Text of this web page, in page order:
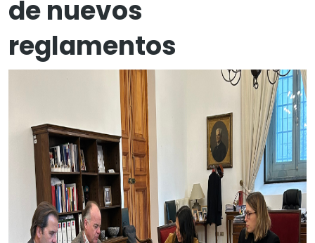
de nuevos
reglamentos